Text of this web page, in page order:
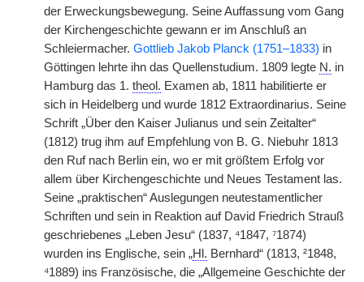
der Erweckungsbewegung. Seine Auffassung vom Gang
der Kirchengeschichte gewann er im Anschluß an
Schleiermacher. Gottlieb Jakob Planck (1751–1833) in
Göttingen lehrte ihn das Quellenstudium. 1809 legte N. in
Hamburg das 1. theol. Examen ab, 1811 habilitierte er
sich in Heidelberg und wurde 1812 Extraordinarius. Seine
Schrift „Über den Kaiser Julianus und sein Zeitalter“
(1812) trug ihm auf Empfehlung von B. G. Niebuhr 1813
den Ruf nach Berlin ein, wo er mit größtem Erfolg vor
allem über Kirchengeschichte und Neues Testament las.
Seine „praktischen“ Auslegungen neutestamentlicher
Schriften und sein in Reaktion auf David Friedrich Strauß
geschriebenes „Leben Jesu“ (1837, ⁴1847, ⁷1874)
wurden ins Englische, sein „Hl. Bernhard“ (1813, ²1848,
⁴1889) ins Französische, die „Allgemeine Geschichte der